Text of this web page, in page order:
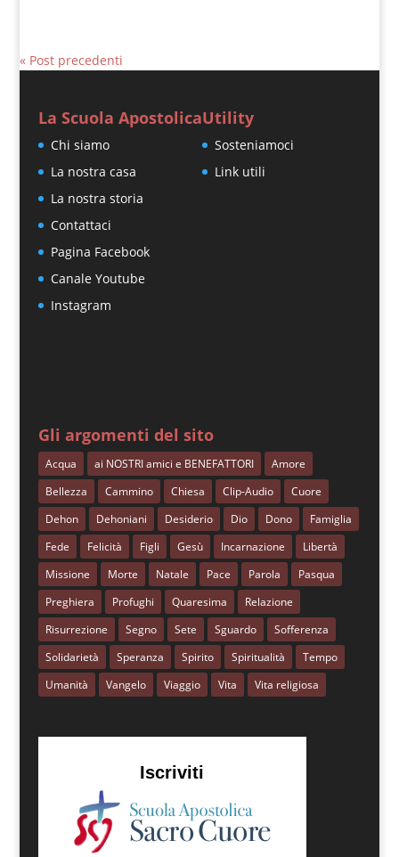
« Post precedenti
La Scuola Apostolica
Chi siamo
La nostra casa
La nostra storia
Contattaci
Pagina Facebook
Canale Youtube
Instagram
Utility
Sosteniamoci
Link utili
Gli argomenti del sito
Acqua ai NOSTRI amici e BENEFATTORI
Amore
Bellezza
Cammino Chiesa Clip-Audio
Cuore
Dehon
Dehoniani Desiderio Dio Dono
Famiglia
Fede
Felicità Figli Gesù Incarnazione
Libertà
Missione
Morte Natale Pace Parola
Pasqua
Preghiera
Profughi Quaresima
Relazione
Risurrezione
Segno Sete Sguardo
Sofferenza
Solidarietà
Speranza Spirito Spiritualità
Tempo
Umanità
Vangelo Viaggio Vita Vita religiosa
Iscriviti